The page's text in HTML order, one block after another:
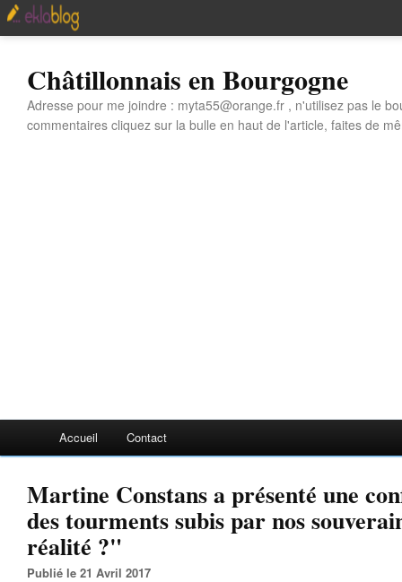
Châtillonnais en Bourgogne
Adresse pour me joindre : myta55@orange.fr , n'utilisez pas le
commentaires cliquez sur la bulle en haut de l'article, faites de
Accueil Contact
Martine Constans a présenté une
des tourments subis par nos
réalité ?"
Publié le 21 Avril 2017